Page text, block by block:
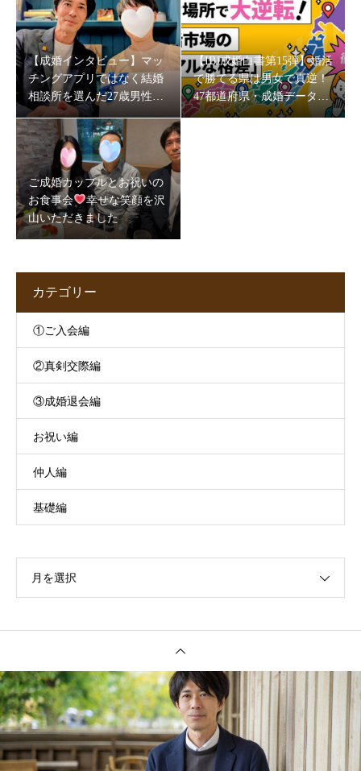
【成婚インタビュー】マッ
チングアプリではなく結婚
相談所を選んだ27歳男性。
5か月半で成婚できた理由
とは
【IBJ成婚白書第15弾】婚活
で勝てる県は男女で真逆！
47都道府県・成婚データが
映す“地域の素顔”
ご成婚カップルとお祝いの
お食事会
幸せな笑顔を沢
山いただきました
カテゴリー
①ご入会編
②真剣交際編
③成婚退会編
お祝い編
仲人編
基礎編
月を選択